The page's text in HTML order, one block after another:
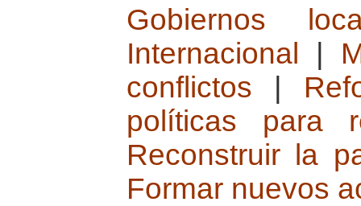
Gobiernos
Internacional
conflictos
políticas para
Reconstruir la
Formar nuevos